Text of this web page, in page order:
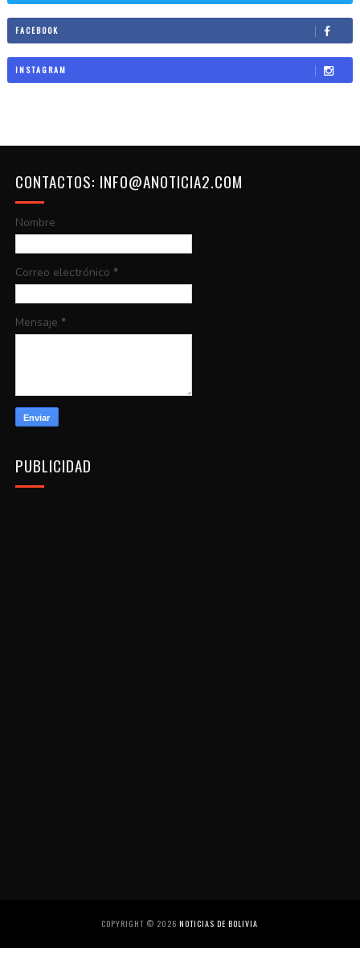
FACEBOOK
INSTAGRAM
CONTACTOS: INFO@ANOTICIA2.COM
Nombre
Correo electrónico *
Mensaje *
PUBLICIDAD
COPYRIGHT © 2026NOTICIAS DE BOLIVIA